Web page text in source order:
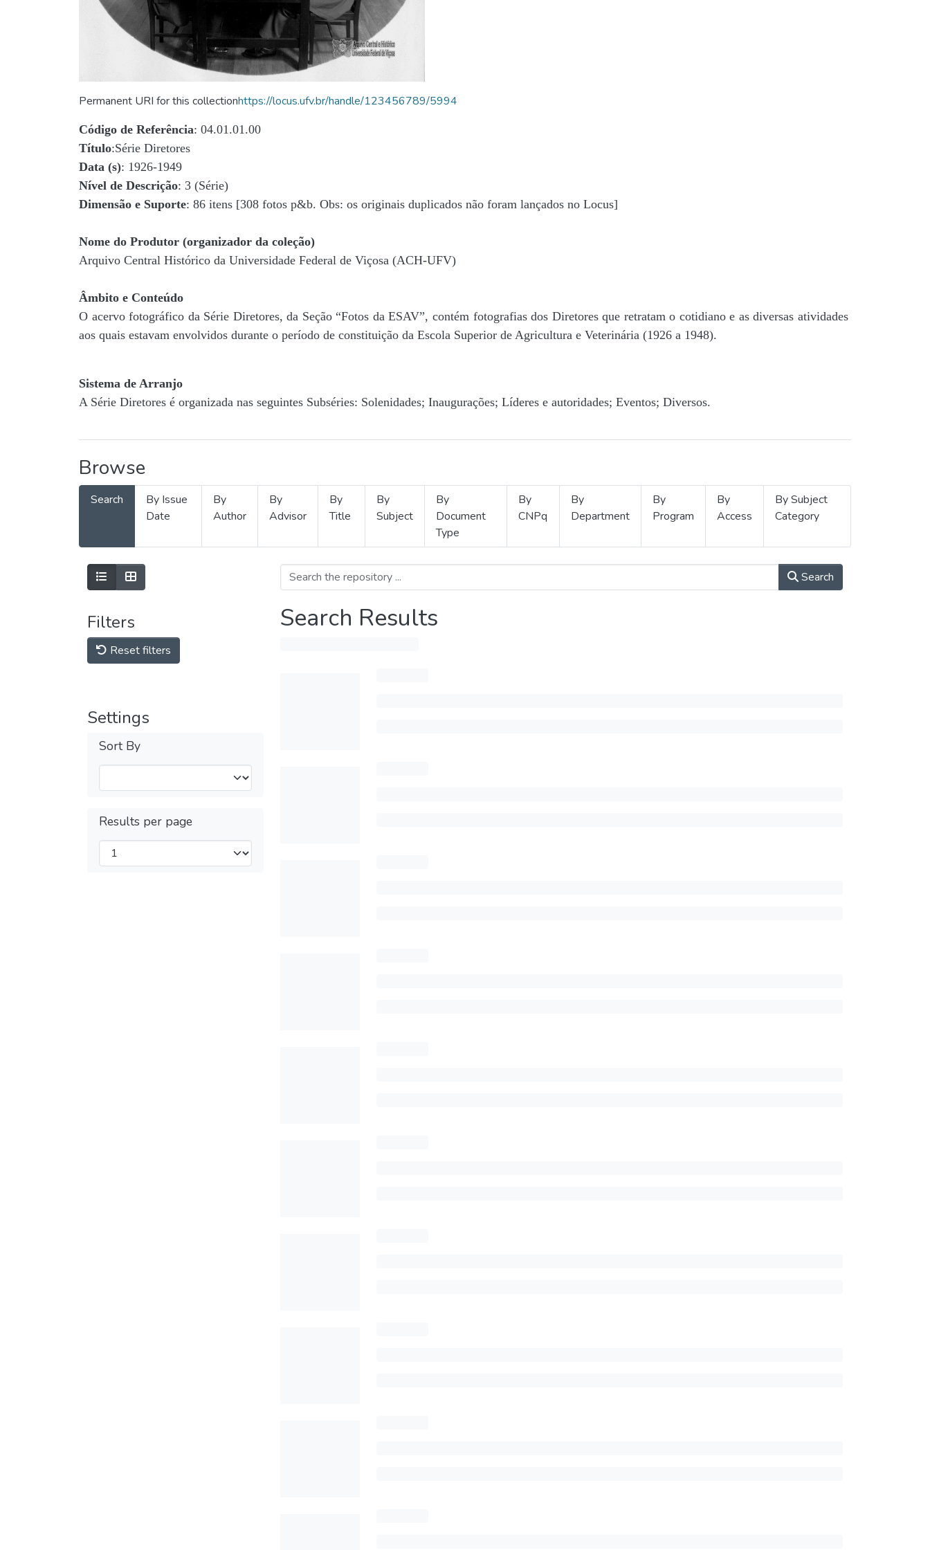
Permanent URI for this collectionhttps://locus.ufv.br/handle/123456789/5994
Código de Referência: 04.01.01.00
Título:Série Diretores
Data (s): 1926-1949
Nível de Descrição: 3 (Série)
Dimensão e Suporte: 86 itens [308 fotos p&b. Obs: os originais duplicados não foram lançados no Locus]
Nome do Produtor (organizador da coleção)
Arquivo Central Histórico da Universidade Federal de Viçosa (ACH-UFV)
Âmbito e Conteúdo
O acervo fotográfico da Série Diretores, da Seção “Fotos da ESAV”, contém fotografias dos Diretores que retratam o cotidiano e as diversas atividades
aos quais estavam envolvidos durante o período de constituição da Escola Superior de Agricultura e Veterinária (1926 a 1948).
Sistema de Arranjo
A Série Diretores é organizada nas seguintes Subséries: Solenidades; Inaugurações; Líderes e autoridades; Eventos; Diversos.
Browse
Search
By Issue
Date
By
Author
By
Advisor
By
Title
By
Subject
By
Document
Type
By
CNPq
By
Department
By
Program
By
Access
By Subject
Category
Filters
Reset filters
Settings
Sort By
Results per page
Search
Search Results